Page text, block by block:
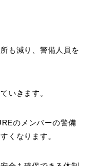
も減り、警備人員を
いきます。
のメンバーの警備
くなります。